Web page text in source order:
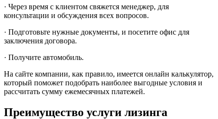
· Через время с клиентом свяжется менеджер, для
консультации и обсуждения всех вопросов.
· Подготовьте нужные документы, и посетите офис для
заключения договора.
· Получите автомобиль.
На сайте компании, как правило, имеется онлайн калькулятор,
который поможет подобрать наиболее выгодные условия и
рассчитать сумму ежемесячных платежей.
Преимущество услуги лизинга